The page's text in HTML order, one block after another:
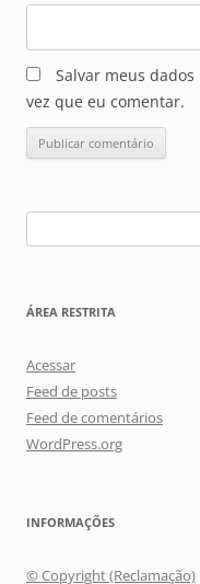
Salvar meus
vez que eu comentar.
por:
ÁREA RESTRITA
Acessar
Feed de posts
Feed de comentários
WordPress.org
INFORMAÇÕES
© Copyright (Reclamação)